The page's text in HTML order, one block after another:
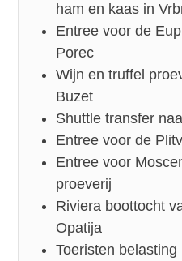
ham en kaas in
Entree voor de
Porec
Wijn en truffel
Buzet
Shuttle transfer
Entree voor de
Entree voor
proeverij
Riviera boottocht
Opatija
Toeristen belasting